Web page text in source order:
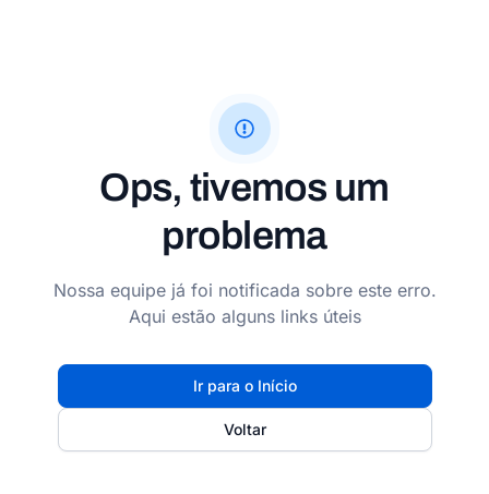
Ops, tivemos um
problema
Nossa equipe já foi notificada sobre este erro.
Aqui estão alguns links úteis
Ir para o Início
Voltar